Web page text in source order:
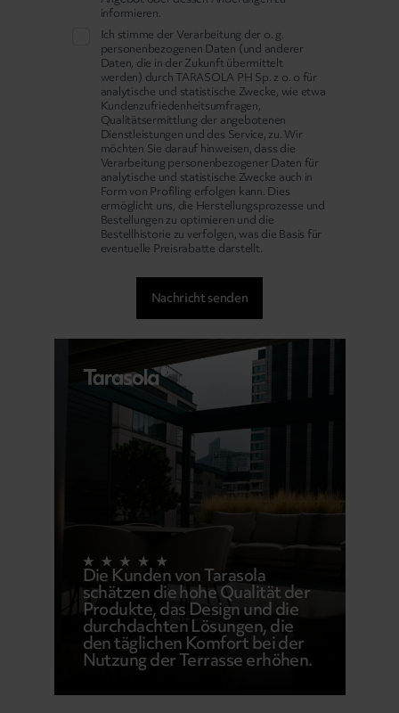
informieren.
Ich stimme der Verarbeitung der o. g.
personenbezogenen Daten (und anderer
Daten, die in der Zukunft übermittelt
werden) durch TARASOLA PH Sp. z o. o für
analytische und statistische Zwecke, wie etwa
Kundenzufriedenheitsumfragen,
Qualitätsermittlung der angebotenen
Dienstleistungen und des Service, zu. Wir
möchten Sie darauf hinweisen, dass die
Verarbeitung personenbezogener Daten für
analytische und statistische Zwecke auch in
Form von Profiling erfolgen kann. Dies
ermöglicht uns, die Herstellungsprozesse und
Bestellungen zu optimieren und die
Bestellhistorie zu verfolgen, was die Basis für
eventuelle Preisrabatte darstellt.
Die Kunden von Tarasola
schätzen die hohe Qualität der
Produkte, das Design und die
durchdachten Lösungen, die
den täglichen Komfort bei der
Nutzung der Terrasse erhöhen.